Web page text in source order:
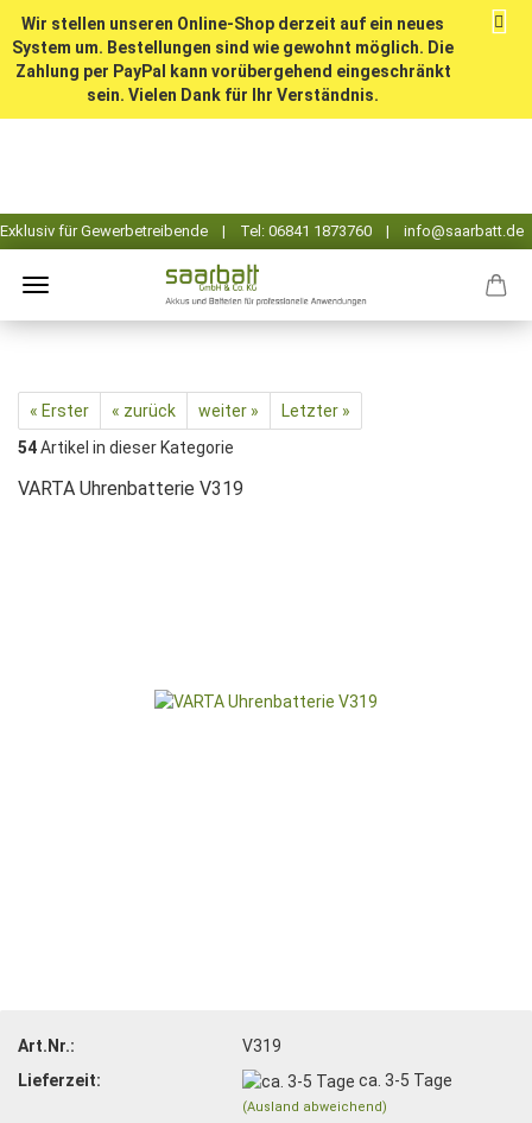
Wir stellen unseren Online-Shop derzeit auf ein neues
System um. Bestellungen sind wie gewohnt möglich. Die
Zahlung per PayPal kann vorübergehend eingeschränkt
sein. Vielen Dank für Ihr Verständnis.
« Erster « zurück weiter »
Letzter »
54Artikel in dieser Kategorie
VARTA Uhrenbatterie V319
Art.Nr.:
V319
Lieferzeit:
ca. 3-5 Tage
(Ausland abweichend)